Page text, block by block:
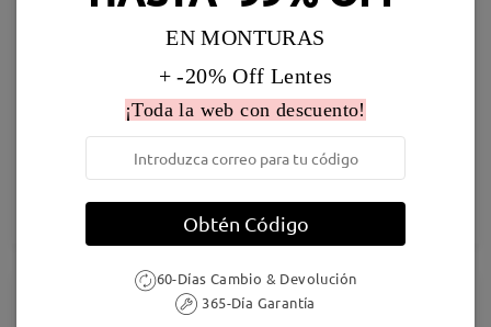
T34637
34,95 €
EN MONTURAS
+ -20% Off Lentes
¡Toda la web con descuento!
Obtén Código
60-Días Cambio & Devolución
365-Día Garantía